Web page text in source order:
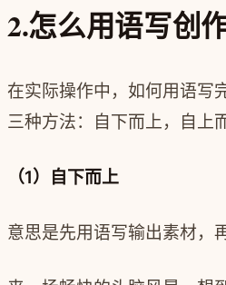
2.怎么用语写创
在实际操作中，如何用语写
三种方法：自下而上，自上
（1）自下而上
意思是先用语写输出素材，